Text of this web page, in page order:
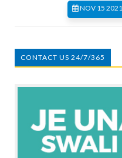
NOV 15 2021
CONTACT US 24/7/365